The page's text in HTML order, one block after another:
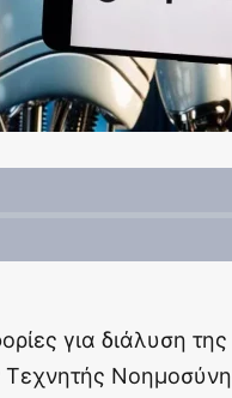
για διάλυση